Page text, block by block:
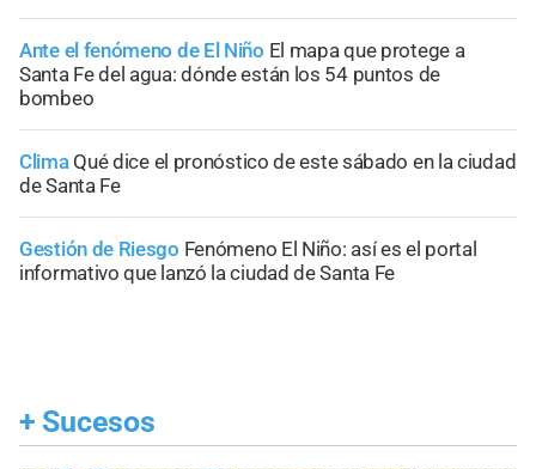
Ante el fenómeno de El Niño El mapa que protege a
Santa Fe del agua: dónde están los 54 puntos de
bombeo
Clima Qué dice el pronóstico de este sábado en la ciudad
de Santa Fe
Gestión de Riesgo Fenómeno El Niño: así es el portal
informativo que lanzó la ciudad de Santa Fe
+ Sucesos